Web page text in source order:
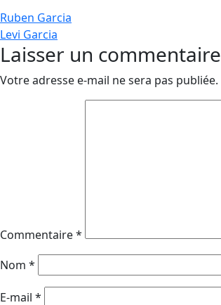
Navigation
de
l’article
Ruben Garcia
Levi Garcia
Laisser un commentaire
Votre adresse e-mail ne sera pas publiée.
Commentaire*
Nom *
E-mail *